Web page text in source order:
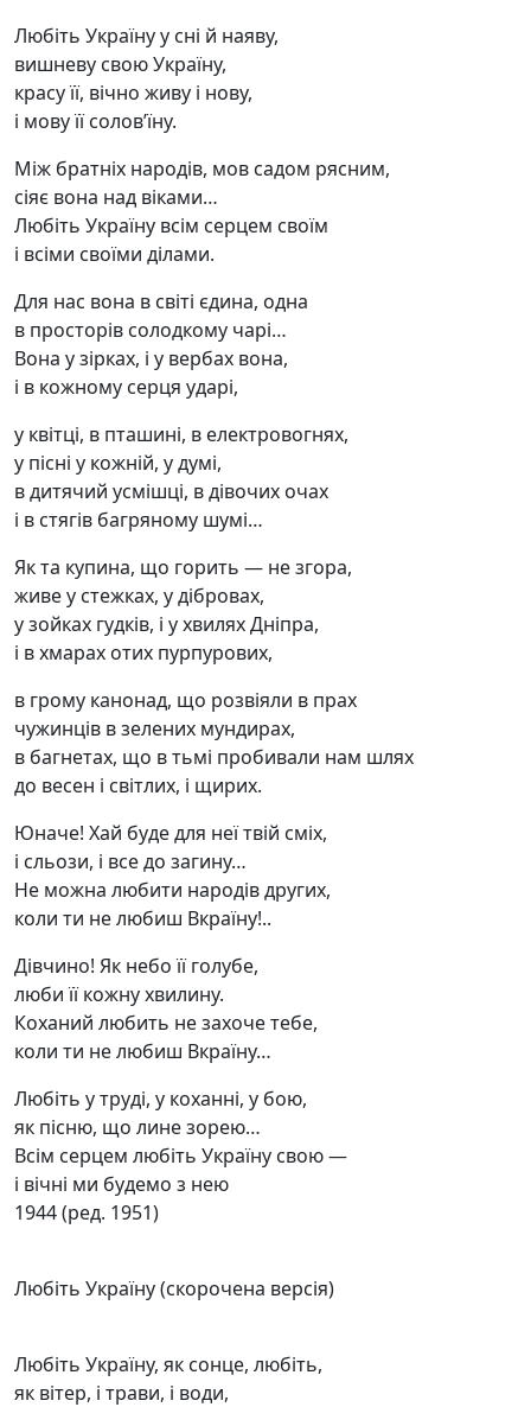
Любіть Україну у сні й наяву,
вишневу свою Україну,
красу її, вічно живу і нову,
і мову її солов’їну.
Між братніх народів, мов садом рясним,
сіяє вона над віками…
Любіть Україну всім серцем своїм
і всіми своїми ділами.
Для нас вона в світі єдина, одна
в просторів солодкому чарі…
Вона у зірках, і у вербах вона,
і в кожному серця ударі,
у квітці, в пташині, в електровогнях,
у пісні у кожній, у думі,
в дитячий усмішці, в дівочих очах
і в стягів багряному шумі…
Як та купина, що горить — не згора,
живе у стежках, у дібровах,
у зойках гудків, і у хвилях Дніпра,
і в хмарах отих пурпурових,
в грому канонад, що розвіяли в прах
чужинців в зелених мундирах,
в багнетах, що в тьмі пробивали нам шлях
до весен і світлих, і щирих.
Юначе! Хай буде для неї твій сміх,
і сльози, і все до загину…
Не можна любити народів других,
коли ти не любиш Вкраїну!..
Дівчино! Як небо її голубе,
люби її кожну хвилину.
Коханий любить не захоче тебе,
коли ти не любиш Вкраїну…
Любіть у труді, у коханні, у бою,
як пісню, що лине зорею…
Всім серцем любіть Україну свою —
і вічні ми будемо з нею
1944 (ред. 1951)
Любіть Україну (скорочена версія)
Любіть Україну, як сонце, любіть,
як вітер, і трави, і води,